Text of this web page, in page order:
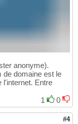
anonyme).
de domaine est le
l'internet. Entre
1
0
#4